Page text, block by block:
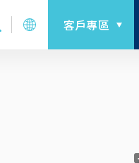
客戶專區